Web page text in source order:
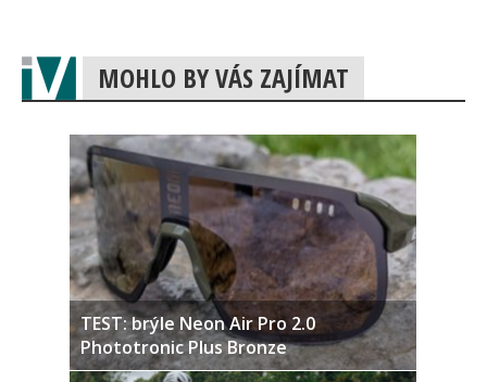
MOHLO BY VÁS ZAJÍMAT
TEST: brýle Neon Air Pro 2.0
Phototronic Plus Bronze